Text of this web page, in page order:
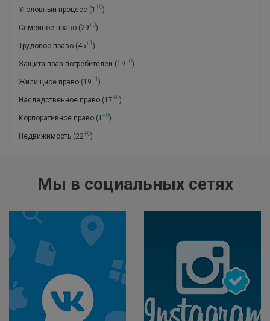
Уголовный процесс (1 +0)
Семейное право (29+0)
Трудовое право (45+1 )
Защита прав потребителей (19+0)
Жилищное право (19+1 )
Наследственное право (17+0)
Корпоративное право (1 +0)
Недвижимость (22+0)
Мы в социальных сетях